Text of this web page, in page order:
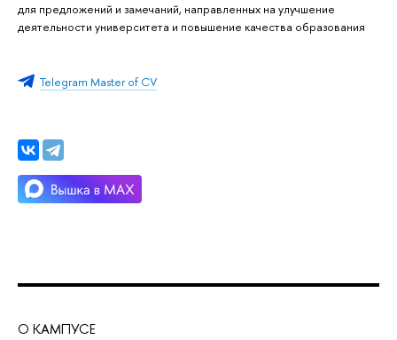
для предложений и замечаний, направленных на улучшение
деятельности университета и повышение качества образования
Telegram Master of CV
О КАМПУСЕ